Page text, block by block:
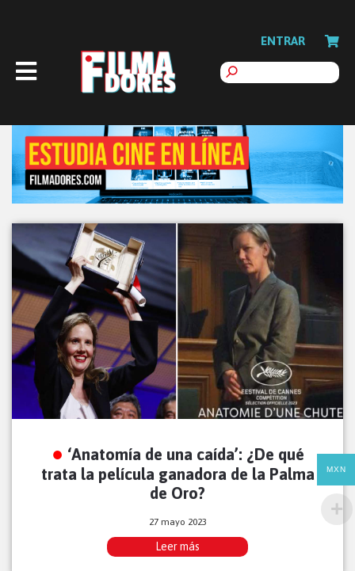
ENTRAR
‘Anatomía de una caída’: ¿De qué
trata la película ganadora de la Palma
de Oro?
27 mayo 2023
Leer más
MXN